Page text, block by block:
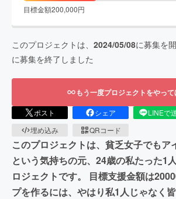
目標金額200,000円
このプロジェクトは、 2024/05/08に募集を
に募集を終了しました
もう一度プロジェクトをやっ
ポスト シェア LINEで
埋め込み
QRコード
このプロジェクトは、貧乏女子でもア
という気持ちの元、24歳の私たった1
ロジェクトです。 目標支援金額は
プを作るには、やはり私1人じゃなく